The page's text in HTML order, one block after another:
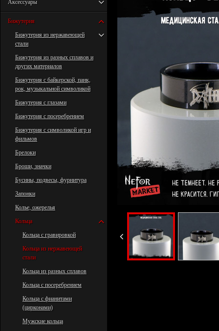
Аксессуары
Бижутерия
Бижутерия из нержавеющей
стали
Бижутерия из разных сплавов и
других материалов
Бижутерия с байкерской, панк,
рок, музыкальной символикой
Бижутерия с глазами
Бижутерия с посеребрением
Бижутерия с символикой игр и
фильмов
Брелоки
Броши, значки
Бусины, подвесы, фурнитура
Запонки
Колье, ожерелья
Кольца
Кольца с гравировкой
Кольца из нержавеющей
стали
Кольца из разных сплавов
Кольца с посеребрением
Кольца с фианитами
(цирконами)
Мужские кольца